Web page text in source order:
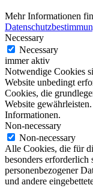
Mehr Informationen
Necessary
Necessary
immer aktiv
Notwendige Cookies
Website unbedingt
Cookies, die
Website
Informationen.
Non-necessary
Non-necessary
Alle Cookies, die für
besonders erforderlich
personenbezogener
und andere